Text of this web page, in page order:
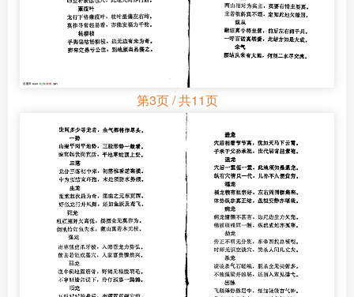
第3页 / 共11页